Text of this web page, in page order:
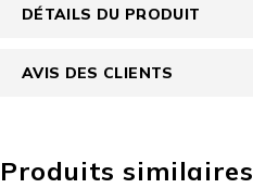
DÉTAILS DU PRODUIT
AVIS DES CLIENTS
Produits similaires